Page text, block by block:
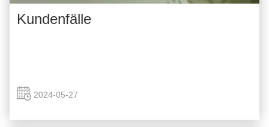
Kundenfälle
2024-05-27